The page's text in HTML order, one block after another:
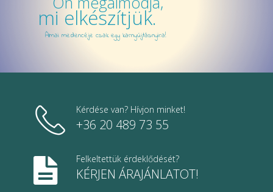
Álmai medencéje csak egy karnyújtásnyira!
mi elkészítjük.
Kérdése van? Hívjon minket!
+36 20 489 73 55
Felkeltettük érdeklődését?
KÉRJEN ÁRAJÁNLATOT!